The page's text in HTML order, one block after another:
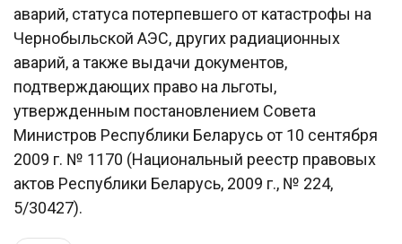
аварий, статуса потерпевшего от катастрофы на
Чернобыльской АЭС, других радиационных
аварий, а также выдачи документов,
подтверждающих право на льготы,
утвержденным постановлением Совета
Министров Республики Беларусь от 10 сентября
2009 г. № 1170 (Национальный реестр правовых
актов Республики Беларусь, 2009 г., № 224,
5/30427).